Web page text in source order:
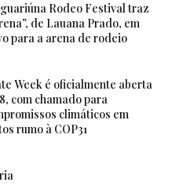
Rodeo Festival traz
de Lauana Prado, em
para a arena de rodeio
Week é oficialmente aberta
com chamado para
climáticos em
rumo à COP31